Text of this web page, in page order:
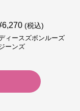
6,270 (税込)
ィースズボンルーズ
ーンズ